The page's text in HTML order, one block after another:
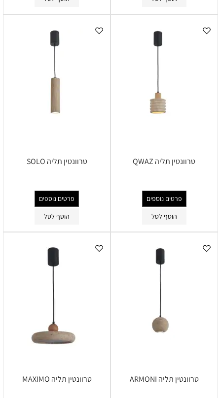
טרוונטין תליה QWAZ
פרטים נוספים
הוסף לסל
טרוונטין תליה SOLO
פרטים נוספים
הוסף לסל
טרוונטין תליה ARMONI טרוונטין תליה MAXIMO